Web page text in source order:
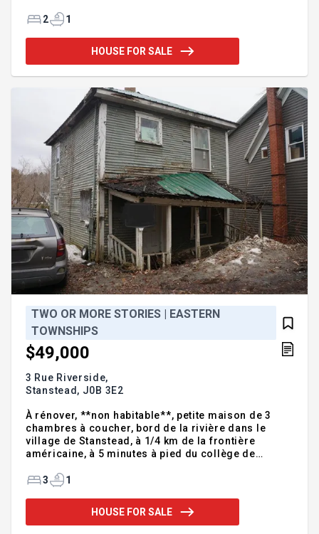
quartier paisible, à deux pas de la frontière
cyclable Tomifobia, descente à bateau (quai
fédéral), plage Weir, golf Dufferin Heights. Un petit
l'autoroute 55 et sortir à la dernière sortie avant les
douanes a
2 1
HOUSE FOR SALE
TWO OR MORE STORIES | EASTERN
TOWNSHIPS
$49,000
3 Rue Riverside,
Stanstead, J0B 3E2
À rénover, **non habitable**, petite maison de 3
chambres à coucher, bord de la rivière dans le
village de Stanstead, à 1/4 km de la frontière
américaine, à 5 minutes à pied du collège de
bord de l'eau. Addendum:Incusions:Exclusions:
3 1
HOUSE FOR SALE